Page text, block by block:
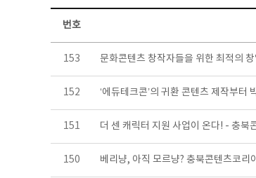
보도자료 목록 - 번호, 제목, 작성자, 파일, 조회수, 작성일 정보 제공
번호
153 문화콘텐츠 창작자들을 위한 최적의
152 ‘에듀테크콘’의 귀환 콘텐츠 제작부
151 더 센 캐릭터 지원 사업이 온다! - 충북
150 베리냥, 아직 모르냥? 충북콘텐츠코리